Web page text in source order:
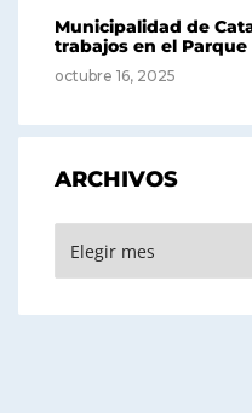
Municipalidad de
trabajos en el Parque
octubre 16, 2025
ARCHIVOS